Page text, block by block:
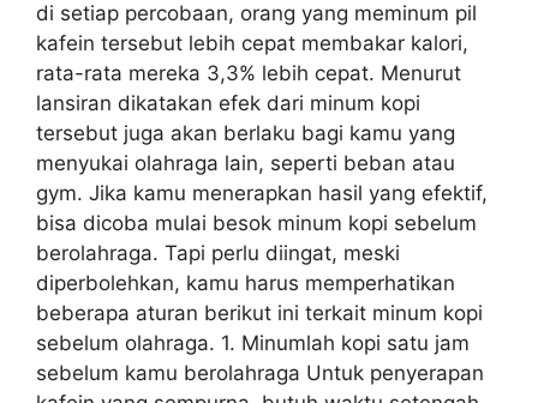
di setiap percobaan, orang yang meminum pil
kafein tersebut lebih cepat membakar kalori,
rata-rata mereka 3,3% lebih cepat. Menurut
lansiran dikatakan efek dari minum kopi
tersebut juga akan berlaku bagi kamu yang
menyukai olahraga lain, seperti beban atau
gym. Jika kamu menerapkan hasil yang efektif,
bisa dicoba mulai besok minum kopi sebelum
berolahraga. Tapi perlu diingat, meski
diperbolehkan, kamu harus memperhatikan
beberapa aturan berikut ini terkait minum kopi
sebelum olahraga. 1. Minumlah kopi satu jam
sebelum kamu berolahraga Untuk penyerapan